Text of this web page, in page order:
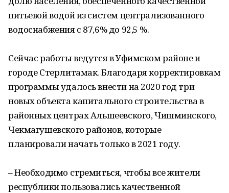
питьевой водой из систем централизованного
водоснабжения с 87,6% до 92,5 %.
Сейчас работы ведутся в Уфимском районе и
городе Стерлитамак. Благодаря корректировкам
программы удалось внести на 2020 год три
новых объекта капитального строительства в
районных центрах Альшеевского, Чишминского,
Чекмагушевского районов, которые
планировали начать только в 2021 году.
– Необходимо стремиться, чтобы все жители
республики пользовались качественной